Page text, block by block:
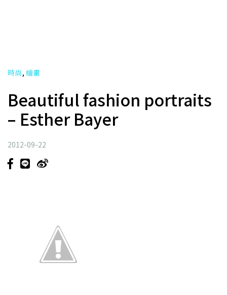
時尚, 繪畫
Beautiful fashion portraits
– Esther Bayer
2012-09-22